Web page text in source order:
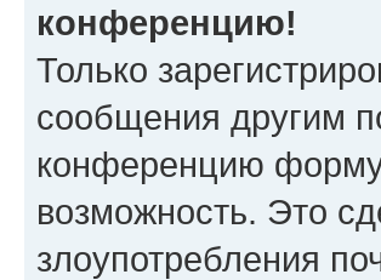
конференцию!
Только
сообщения другим
конференцию
возможность. Это
злоупотребления